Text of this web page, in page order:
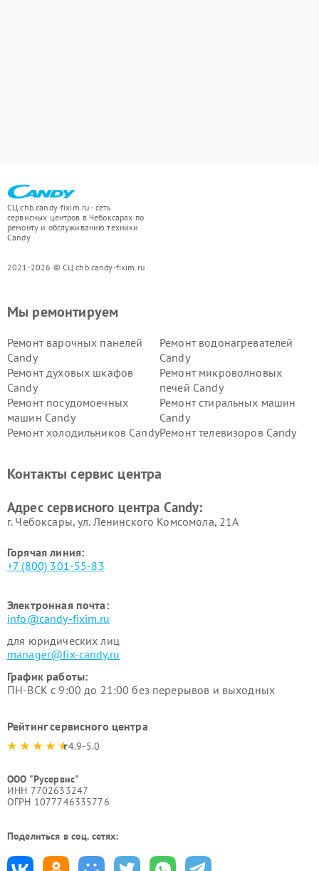
СЦ chb.candy-fixim.ru - сеть
сервисных центров в Чебоксарах по
ремонту и обслуживанию техники
Candy
2021-2026 © СЦ chb.candy-fixim.ru
Мы ремонтируем
Ремонт варочных панелей
Candy
Ремонт водонагревателей
Candy
Ремонт духовых шкафов
Candy
Ремонт микроволновых
печей Candy
Ремонт посудомоечных
машин Candy
Ремонт стиральных машин
Candy
Ремонт холодильников CandyРемонт телевизоров Candy
Контакты сервис центра
Адрес сервисного центра Candy:
г. Чебоксары, ул. Ленинского Комсомола, 21А
Горячая линия:
+7 (800) 301-55-83
Электронная почта:
info@candy-fixim.ru
для юридических лиц
manager@fix-candy.ru
График работы:
ПН-ВСК с 9:00 до 21:00 без перерывов и выходных
Рейтинг сервисного центра
4.9-5.0
ООО "Русервис"
ИНН 7702633247
ОГРН 1077746335776
Поделиться в соц. сетях: